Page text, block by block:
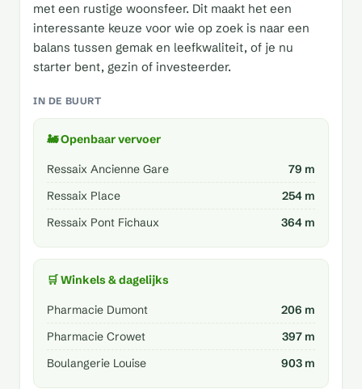
met een rustige woonsfeer. Dit maakt het een
interessante keuze voor wie op zoek is naar een
balans tussen gemak en leefkwaliteit, of je nu
starter bent, gezin of investeerder.
IN DE BUURT
🚂 Openbaar vervoer
Ressaix Ancienne Gare
79 m
Ressaix Place
254 m
Ressaix Pont Fichaux
364 m
🛒 Winkels & dagelijks
Pharmacie Dumont
206 m
Pharmacie Crowet
397 m
Boulangerie Louise
903 m